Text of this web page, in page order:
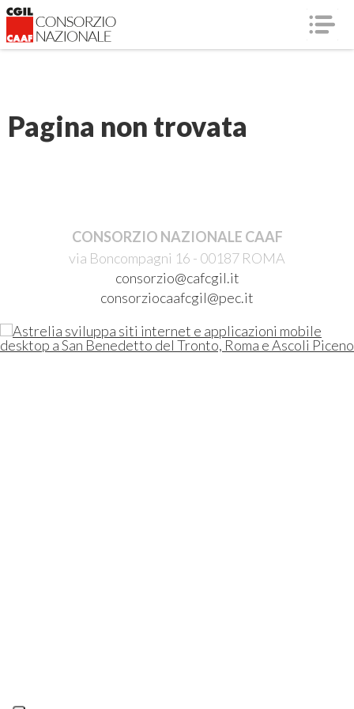
Pagina non trovata
CONSORZIO NAZIONALE CAAF
via Boncompagni 16 - 00187 ROMA
consorzio@cafcgil.it
consorziocaafcgil@pec.it